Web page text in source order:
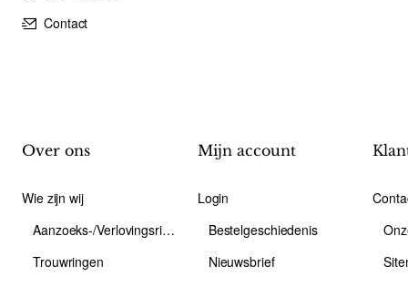
Contact
Over ons
Wie zijn wij
Aanzoeks-/Verlovingsring
Trouwringen
Mijn account
Login
Bestelgeschiedenis
Nieuwsbrief